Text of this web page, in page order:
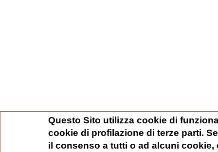
Questo Sito utilizza cookie di
cookie di profilazione di terze parti.
il consenso a tutti o ad alcuni